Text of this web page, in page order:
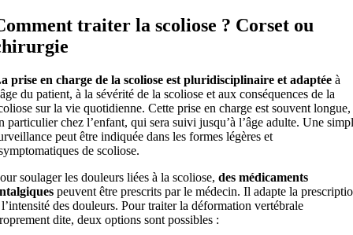
traiter la scoliose ? Corset ou
prise en charge de la scoliose est pluridisciplinaire et adaptée à
du patient, à la sévérité de la scoliose et aux conséquences de la
sur la vie quotidienne. Cette prise en charge est souvent longue,
particulier chez l’enfant, qui sera suivi jusqu’à l’âge adulte. Une
peut être indiquée dans les formes légères et
de scoliose.
soulager les douleurs liées à la scoliose, des médicaments
peuvent être prescrits par le médecin. Il adapte la
des douleurs. Pour traiter la déformation vertébrale
dite, deux options sont possibles :